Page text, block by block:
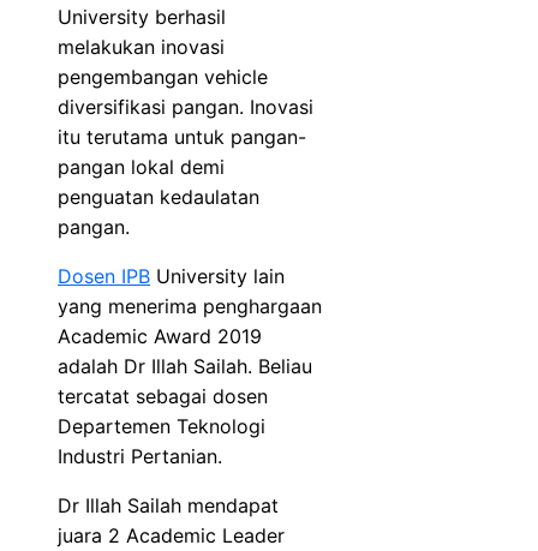
University berhasil
melakukan inovasi
pengembangan vehicle
diversifikasi pangan. Inovasi
itu terutama untuk pangan-
pangan lokal demi
penguatan kedaulatan
pangan.
Dosen IPB University lain
yang menerima penghargaan
Academic Award 2019
adalah Dr Illah Sailah. Beliau
tercatat sebagai dosen
Departemen Teknologi
Industri Pertanian.
Dr Illah Sailah mendapat
juara 2 Academic Leader